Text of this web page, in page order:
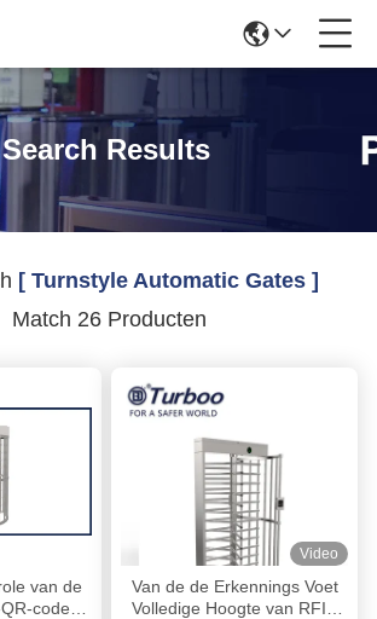
Search Results
[ Turnstyle Automatic Gates ]
Match 26 Producten
van de
code-
Video
Van de de Erkennings Voet
Volledige Hoogte van RFID